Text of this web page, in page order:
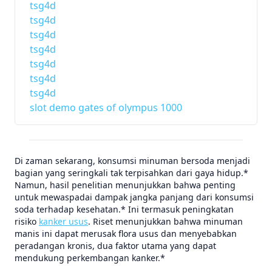
tsg4d
tsg4d
tsg4d
tsg4d
tsg4d
tsg4d
tsg4d
slot demo gates of olympus 1000
Di zaman sekarang, konsumsi minuman bersoda menjadi
bagian yang seringkali tak terpisahkan dari gaya hidup.*
Namun, hasil penelitian menunjukkan bahwa penting
untuk mewaspadai dampak jangka panjang dari konsumsi
soda terhadap kesehatan.* Ini termasuk peningkatan
risiko kanker usus. Riset menunjukkan bahwa minuman
manis ini dapat merusak flora usus dan menyebabkan
peradangan kronis, dua faktor utama yang dapat
mendukung perkembangan kanker.*